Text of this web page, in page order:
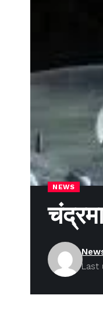
NEWS
Last